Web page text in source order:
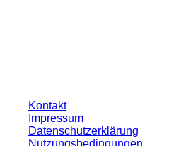
Kontakt
Impressum
Datenschutzerklärung
Nutzungsbedingungen